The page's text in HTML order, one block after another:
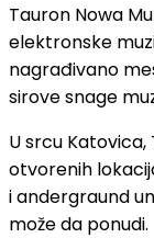
Tauron Nowa
elektronske
nagrađivano
sirove snage
U srcu
otvorenih
i andergraund
može da ponudi.